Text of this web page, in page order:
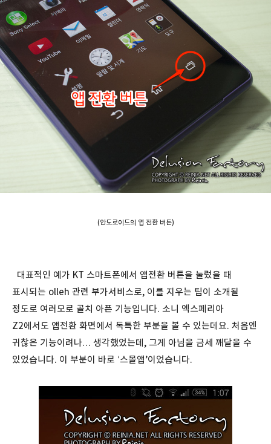
(안도로이드의 앱 전환 버튼)
대표적인 예가 KT 스마트폰에서 앱전환 버튼을 눌렀을 때
표시되는 olleh 관련 부가서비스로, 이를 지우는 팁이 소개될
정도로 여러모로 골치 아픈 기능입니다. 소니 엑스페리아
Z2에서도 앱전환 화면에서 독특한 부분을 볼 수 있는데요. 처음엔
귀찮은 기능이려나… 생각했었는데, 그게 아님을 금세 깨달을 수
있었습니다. 이 부분이 바로 ‘스몰앱’이었습니다.